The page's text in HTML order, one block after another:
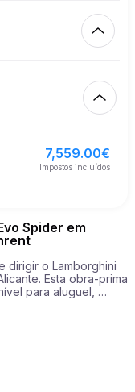
450.00
21
12,000.00 €
7,559.00€
Impostos incluídos
Spider em
dirigir o Lamborghini
Esta obra-prima
para aluguel,
de 640 cavalos